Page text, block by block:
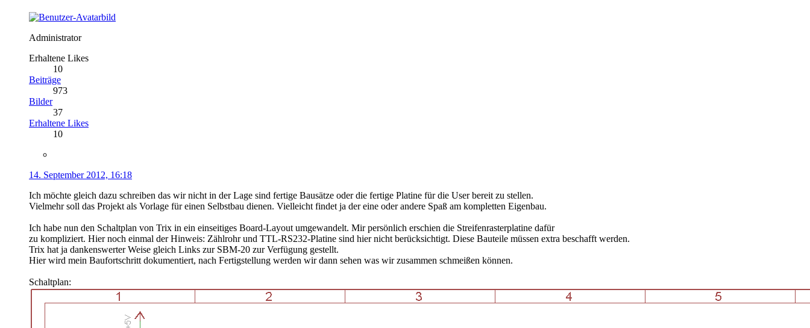
Administrator
Erhaltene Likes
10
Beiträge
973
Bilder
37
Erhaltene Likes
10
14. September 2012, 16:18
Ich möchte gleich dazu schreiben das wir nicht in der Lage sind fertige Bausätze oder die fertige Platine für die User bereit zu stellen.
Vielmehr soll das Projekt als Vorlage für einen Selbstbau dienen. Vielleicht findet ja der eine oder andere Spaß am kompletten Eigenbau.
Ich habe nun den Schaltplan von Trix in ein einseitiges Board-Layout umgewandelt. Mir persönlich erschien die Streifenrasterplatine dafür
zu kompliziert. Hier noch einmal der Hinweis: Zählrohr und TTL-RS232-Platine sind hier nicht berücksichtigt. Diese Bauteile müssen extra beschafft werden.
Trix hat ja dankenswerter Weise gleich Links zur SBM-20 zur Verfügung gestellt.
Hier wird mein Baufortschritt dokumentiert, nach Fertigstellung werden wir dann sehen was wir zusammen schmeißen können.
Schaltplan: